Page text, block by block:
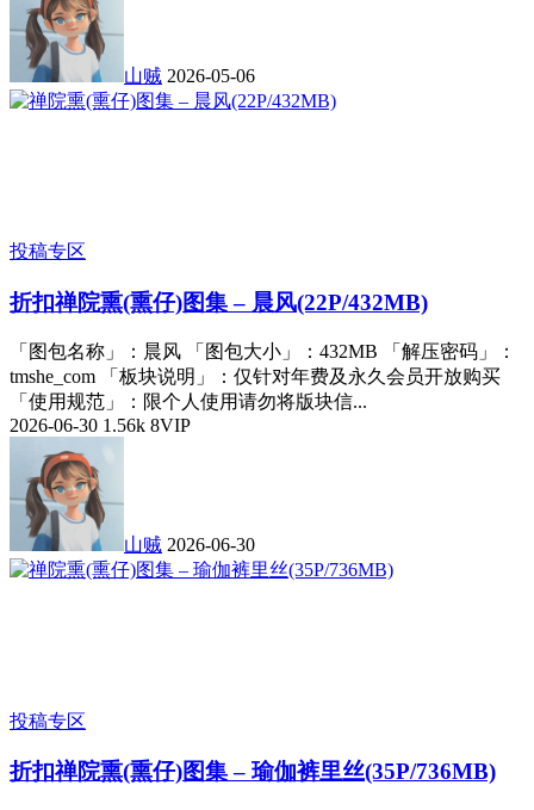
山贼 2026-05-06
投稿专区
折扣禅院熏(熏仔)图集 – 晨风(22P/432MB)
「图包名称」：晨风 「图包大小」：432MB 「解压密码」：
tmshe_com 「板块说明」：仅针对年费及永久会员开放购买
「使用规范」：限个人使用请勿将版块信...
2026-06-30 1.56k 8VIP
山贼 2026-06-30
投稿专区
折扣禅院熏(熏仔)图集 – 瑜伽裤里丝(35P/736MB)